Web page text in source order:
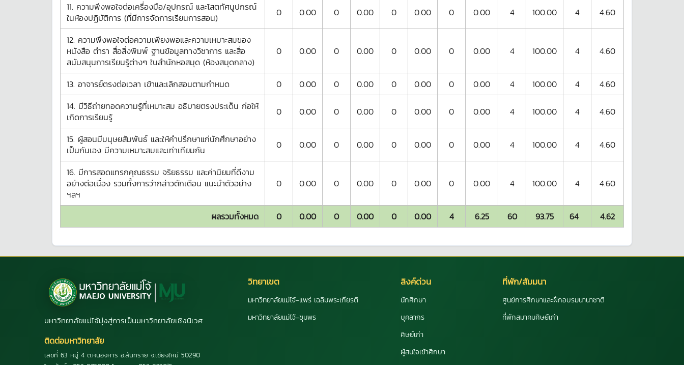
11. ความพึงพอใจต่อเครื่องมือ/อุปกรณ์ และโสตทัศนูปกรณ์
ในห้องปฏิบัติการ (ที่มีการจัดการเรียนการสอน)
0 0.00 0 0.00 0 0.00 0 0.00 4 100.00 4 4.60
12. ความพึงพอใจต่อความเพียงพอและความเหมาะสมของ
หนังสือ ตำรา สื่อสิ่งพิมพ์ ฐานข้อมูลทางวิชาการ และสื่อ
สนับสนุนการเรียนรู้ต่างๆ ในสำนักหอสมุด (ห้องสมุดกลาง)
0 0.00 0 0.00 0 0.00 0 0.00 4 100.00 4 4.60
13. อาจารย์ตรงต่อเวลา เข้าและเลิกสอนตามกำหนด 0 0.00 0 0.00 0 0.00 0 0.00 4 100.00 4
4.60
14. มีวิธีถ่ายทอดความรู้ที่เหมาะสม อธิบายตรงประเด็น ก่อให้
เกิดการเรียนรู้
0 0.00 0 0.00 0 0.00 0 0.00 4 100.00 4 4.60
15. ผู้สอนมีมนุษยสัมพันธ์ และให้คำปรึกษาแก่นักศึกษาอย่าง
เป็นกันเอง มีความเหมาะสมและเท่าเทียมกัน
0 0.00 0 0.00 0 0.00 0 0.00 4 100.00 4 4.60
16. มีการสอดแทรกคุณธรรม จริยธรรม และค่านิยมที่ดีงาม
อย่างต่อเนื่อง รวมทั้งการว่ากล่าวตักเตือน แนะนำตัวอย่าง
ฯลฯ
0 0.00 0 0.00 0 0.00 0 0.00 4 100.00 4 4.60
ผลรวมทั้งหมด 0 0.00 0 0.00 0 0.00 4 6.25 60 93.75 64 4.62
มหาวิทยาลัยแม่โจ้มุ่งสู่การเป็นมหาวิทยาลัยเชิงนิเวศ
ติดต่อมหาวิทยาลัย
เลขที่ 63 หมู่ 4 ต.หนองหาร อ.สันทราย จ.เชียงใหม่ 50290
วิทยาเขต
มหาวิทยาลัยแม่โจ้-แพร่ เฉลิมพระเกียรติ
มหาวิทยาลัยแม่โจ้-ชุมพร
ลิงค์ด่วน
นักศึกษา
บุคลากร
ศิษย์เก่า
ผู้สนใจเข้าศึกษา
ที่พัก/สัมมนา
ศูนย์การศึกษาและฝึกอบรมนานาชาติ
ที่พักสมาคมศิษย์เก่า